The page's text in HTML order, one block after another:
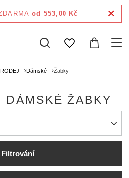
od 553,00 Kč
Dámské Žabky
DÁMSKÉ ŽABKY
Filtrování